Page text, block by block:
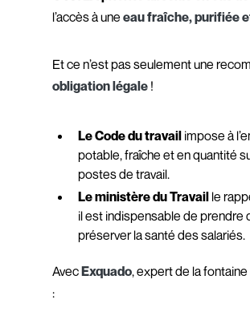
l’accès à uneeau fraîche, purifiée
Et ce n’est pas seulement une
obligation légale !
Le Code du travail impose à
potable, fraîche et en quantité
postes de travail.
Le ministère du Travail le
il est indispensable de
préserver la santé des salariés.
AvecExquado, expert de la
: